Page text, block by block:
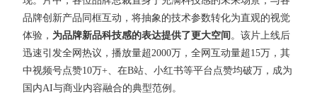
品牌创新产品同框互动，将抽象的技术参数转化为直观的视觉
体验， 为品牌新品科技感的表达提供了更大空间 。该片上线后
迅速引发全网热议，播放量超2000万，全网互动量超15万，其
中视频号点赞10万+、在B站、小红书等平台点赞均破万，成为
国内AI与商业内容融合的典型范例。